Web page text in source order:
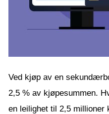
Ved kjøp av en
2,5 % av kjøpesummen.
en leilighet til 2,5 millioner